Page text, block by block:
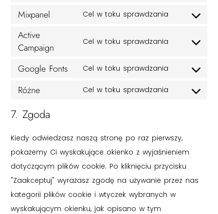
Mixpanel Cel w toku sprawdzania
Active
Campaign
Cel w toku sprawdzania
Google Fonts Cel w toku sprawdzania
Różne Cel w toku sprawdzania
7. Zgoda
Kiedy odwiedzasz naszą stronę po raz pierwszy,
pokażemy Ci wyskakujące okienko z wyjaśnieniem
dotyczącym plików cookie. Po kliknięciu przycisku
"Zaakceptuj" wyrażasz zgodę na używanie przez nas
kategorii plików cookie i wtyczek wybranych w
wyskakującym okienku, jak opisano w tym